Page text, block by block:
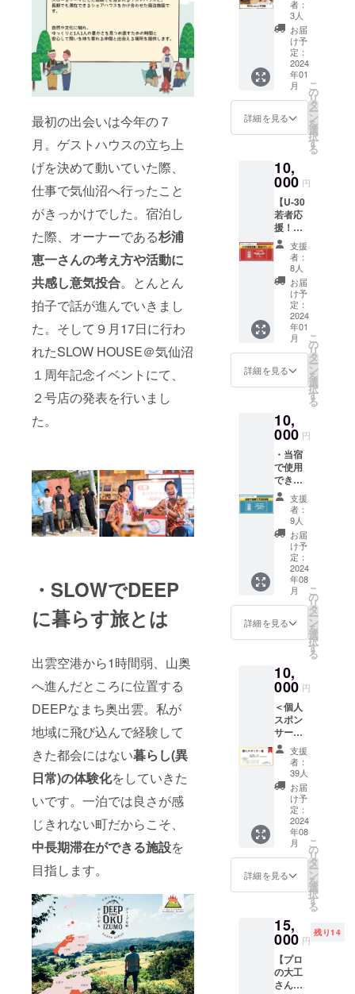
最初の出会いは今年の７
月。ゲストハウスの立ち上
げを決めて動いていた際、
仕事で気仙沼へ行ったこと
がきっかけでした。宿泊し
た際、オーナーである杉浦
恵一さんの考え方や活動に
共感し意気投合。とんとん
拍子で話が進んでいきまし
た。そして９月17日に行わ
れたSLOW HOUSE＠気仙沼
１周年記念イベントにて、
２号店の発表を行いまし
た。
・SLOWでDEEP
に暮らす旅とは
出雲空港から1時間弱、山奥
へ進んだところに位置する
DEEPなまち奥出雲。私が
地域に飛び込んで経験して
きた都会にはない暮らし(異
日常)の体験化をしていきた
いです。一泊では良さが感
じきれない町だからこそ、
中長期滞在ができる施設を
目指します。
い！ ◆
開催時
期：
2024年
2月 ◆
開催時
間：19
時〜21
退出自
由） ◆
zoom
ミー
ティン
グ ※開
催日は
年内に
支援者
の方へ
メール
にてお
知らせ
しま
す。 ※
備考欄
にお名
記入下
さい。
※飲み会
います
がアル
コール
の強制
はあり
ませ
ん。お
好きな
ドリン
クを片
手にお
気軽に
ご参加
くださ
い。
のすぐ
近くで
開催さ
れる週
末BAR
金吉屋
大作戦
で使用
できる
ドリン
ケット2
SLOWH
OUSE
を訪れ
たU25
の若者
にご馳
走する
サービ
ス。 ◆
備考欄
に、あ
なたの
支援を
いただ
く若者
メッ
セージ
す！
◆U-25
の若者
が利用
した
際、お
礼の
メッ
セージ
を頂い
ていま
す。そ
れらの
写真か
メッ
を、
SLOW
HOUSE
で公開
しま
す。
協力隊
に興味
があ
る！」
「地域
で活動
したい
けど漠
然して
た
い！」
「将来
や就職
に迷っ
てい
る・・
」 「起
業した
いけど
何から
始めた
らいい
かわか
らな
い・・
」 前職
わり、
日本一
周後に
島根県
で地域
おこし
協力隊
の起業
コー
ディ
ネー
ターと
して活
動する
ゴロー
してみ
たい、
いう方
におす
すめで
す。 た
だただ
熱く語
り合い
い！！
という
方もぜ
ひ語ら
いま
しょ
う。 ◆
前、簡
単なプ
ルを備
考欄に
ご記入
くださ
い。 ※
SLOW
HOUSE
@okuiz
umoの
広報係
であ
り、理
学療法
士、ラ
イター
の経験
あやと
zoomで
対談
（60
分）
「あや
の活動
に興味
があ
る！」
「理学
療法士
として
の考え
方や経
験に興
味があ
広報に
興味が
あ
る！」
「将来
や就職
に迷っ
てい
る・・
」 理学
療法士
として
病院や
介護施
設で働
いたの
ち、
一般企
業へ転
ハビリ
業界で
のライ
ター活
動やイ
ベント
運営、
学生支
援に関
わるあ
やと話
をして
い、た
だただ
た
い！！
という
方にお
すすめ
です。
者：
3人
お届
け予
定：
2024
年01
月
詳細を見る
こ
の
リ
タ
ー
ン
を
選
択
す
る
10,
000 円
【U-30
若者応
援！恩
送り
カー
ド】 遠
隔で若
者にご
馳走す
るサー
ビスで
す。 奥
出雲に
はなか
なか行
けない
という
方に。
あなた
のご支
援が、
SLOW
HOUSE
を改修
する若
者の応
援に繋
がりま
す！ ◆
恩送り
カード
（とも
に食堂
ト2名
分）：
SLOW
HOUSE
のすぐ
近くの
ともに
食堂で
美味し
いラン
チと、
食後の
ケーキ
セット
をごち
そうし
ます。
の支援
をいた
だく若
者への
メッ
セージ
支援
者：
8人
お届
け予
定：
2024
年01
月
詳細を見る
こ
の
リ
タ
ー
ン
を
選
択
す
る
10,
000 円
・当宿
で使用
できる
チケッ
ト
10000
円分
※2024
年8月よ
りご利
用いた
だけま
す。 ・
リター
ンのお
届け方
Emailに
て電子
チケッ
トを送
付 ※現
在は宿
泊のご
予約は
承って
おりま
せん。
電子チ
ケット
で宿泊
の予約
や購入
などは
承くだ
さい。
2024年
8月以降
に別途
メール
支援
者：
9人
お届
け予
定：
2024
年08
月
詳細を見る
こ
の
リ
タ
ー
ン
を
選
択
す
る
10,
000 円
＜個人
スポン
サー様
＞ 宿内
にお名
前を掲
出しま
す。 ◆
備考欄
にお名
前をご
記入く
ださ
い。 ◆
公序良
俗に反
容はお
受けで
きませ
んので
ご了承
くださ
支援
者：
39人
お届
け予
定：
2024
年08
月
詳細を見る
こ
の
リ
タ
ー
ン
を
選
択
す
る
15,
000 円
残り14
【プロ
の大工
さんと